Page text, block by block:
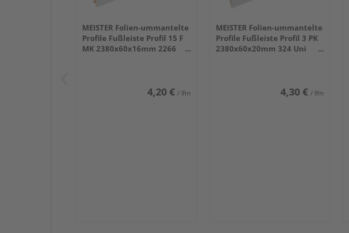
MEISTER Folien-ummantelte
Profile Fußleiste Profil 15 F
MK 2380x60x16mm 2266
4,20 € / lfm
MEISTER Folien-ummantelte
Profile Fußleiste Profil 3 PK
2380x60x20mm 324 Uni
4,30 € / lfm